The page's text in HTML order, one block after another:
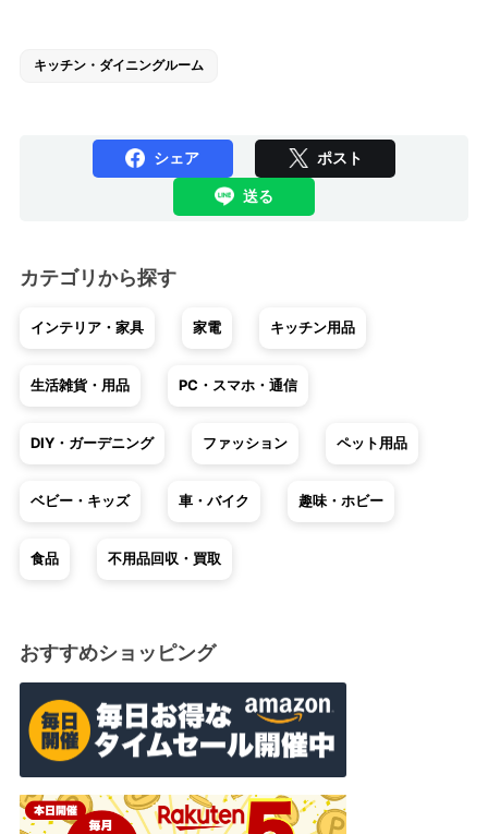
キッチン・ダイニングルーム
シェア ポスト
送る
カテゴリから探す
インテリア・家具 家電 キッチン用品
生活雑貨・用品 PC・スマホ・通信
DIY・ガーデニング ファッション ペット用品
ベビー・キッズ 車・バイク 趣味・ホビー
食品 不用品回収・買取
おすすめショッピング